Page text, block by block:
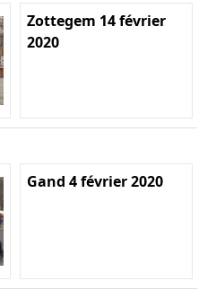
Zottegem 14 février
2020
Gand 4 février 2020